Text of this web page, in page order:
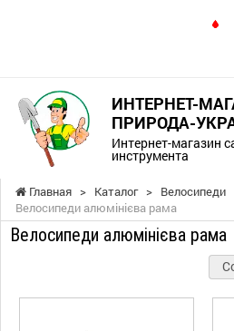
ИНТЕРНЕТ-
ПРИРОДА-
Интернет-магазин
инструмента
Главная > Каталог > Велосипеди
Велосипеди алюмінієва рама
Велосипеди алюмінієва рама